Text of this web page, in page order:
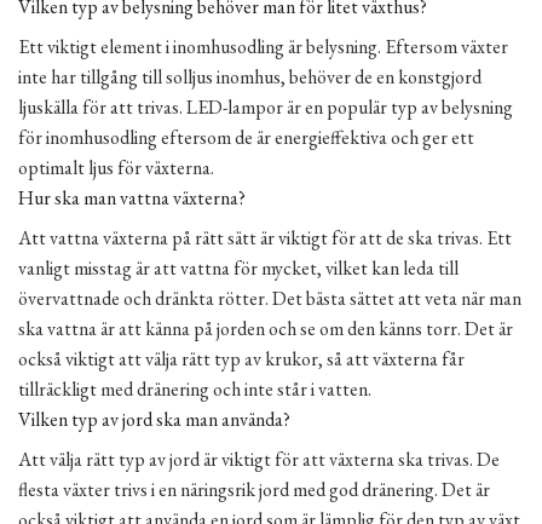
Vilken typ av belysning behöver man för litet växthus?
Ett viktigt element i inomhusodling är belysning. Eftersom växter
inte har tillgång till solljus inomhus, behöver de en konstgjord
ljuskälla för att trivas. LED-lampor är en populär typ av belysning
för inomhusodling eftersom de är energieffektiva och ger ett
optimalt ljus för växterna.
Hur ska man vattna växterna?
Att vattna växterna på rätt sätt är viktigt för att de ska trivas. Ett
vanligt misstag är att vattna för mycket, vilket kan leda till
övervattnade och dränkta rötter. Det bästa sättet att veta när man
ska vattna är att känna på jorden och se om den känns torr. Det är
också viktigt att välja rätt typ av krukor, så att växterna får
tillräckligt med dränering och inte står i vatten.
Vilken typ av jord ska man använda?
Att välja rätt typ av jord är viktigt för att växterna ska trivas. De
flesta växter trivs i en näringsrik jord med god dränering. Det är